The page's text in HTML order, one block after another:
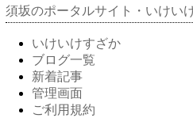
須坂のポータルサイト・いけい
いけいけすざか
ブログ一覧
新着記事
管理画面
ご利用規約